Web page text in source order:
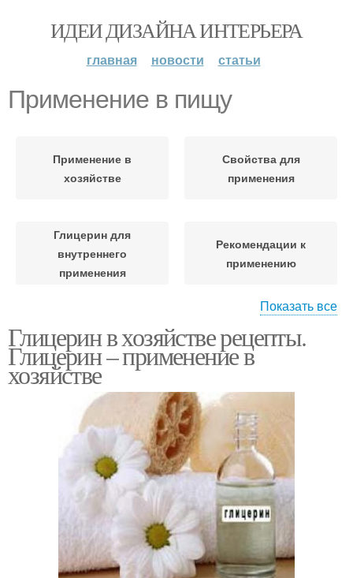
ИДЕИ ДИЗАЙНА ИНТЕРЬЕРА
главная новости статьи
Применение в пищу
Применение в
хозяйстве
Свойства для
применения
Глицерин для
внутреннего
применения
Рекомендации к
применению
Применение в быту Применение по уходу
Показать все
Глицерин в хозяйстве рецепты.
Глицерин – применение в
хозяйстве